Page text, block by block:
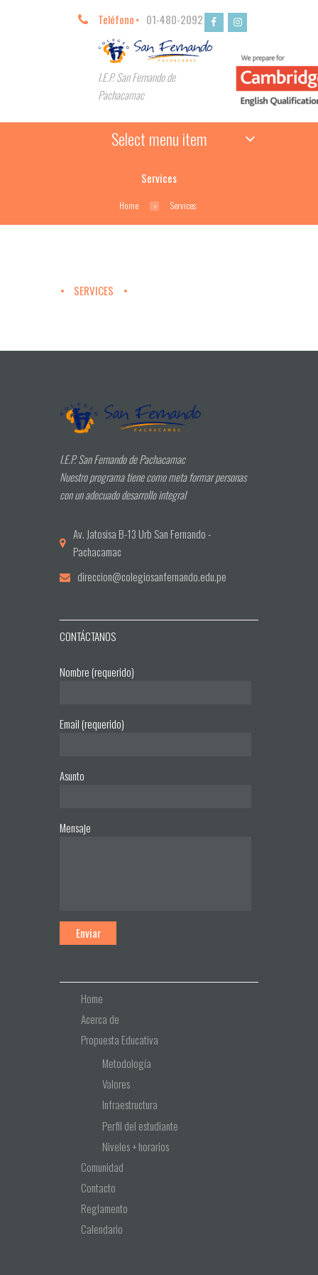
Teléfono 01-480-2092
I.E.P. San Fernando de
Pachacamac
Select menu item
Services
Home Services
SERVICES
I.E.P. San Fernando de Pachacamac
Nuestro programa tiene como meta formar personas
con un adecuado desarrollo integral
Av. Jatosisa B-13 Urb San Fernando -
Pachacamac
direccion@colegiosanfernando.edu.pe
CONTÁCTANOS
Nombre (requerido)
Email (requerido)
Asunto
Mensaje
Home
Acerca de
Propuesta Educativa
Metodología
Valores
Infraestructura
Perfil del estudiante
Niveles + horarios
Comunidad
Contacto
Reglamento
Calendario